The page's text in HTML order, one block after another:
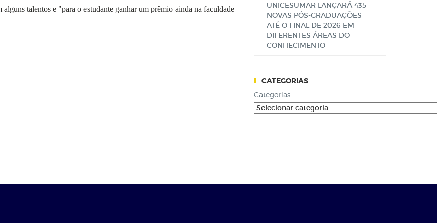
talentos e "para o estudante ganhar um prêmio ainda na faculdade
UNICESUMAR LANÇARÁ 435
NOVAS PÓS-GRADUAÇÕES
ATÉ O FINAL DE 2026 EM
DIFERENTES ÁREAS DO
CONHECIMENTO
CATEGORIAS
Categorias